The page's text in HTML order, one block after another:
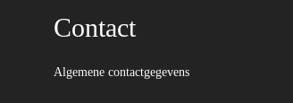
Contact
Algemene contactgegevens